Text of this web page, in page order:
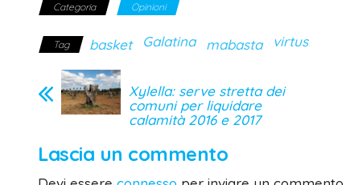
Categoria Opinioni
Tag basket Galatina mabasta virtus
Xylella: serve stretta dei
comuni per liquidare
calamità 2016 e 2017
Lascia un commento